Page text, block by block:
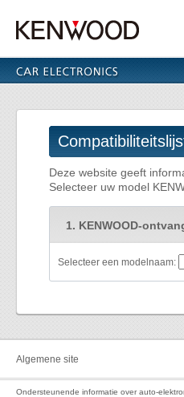
Deze website geeft
Selecteer uw model
1. KENWOOD-
Selecteer een modelnaam:
Algemene site
Ondersteunende informatie over auto-